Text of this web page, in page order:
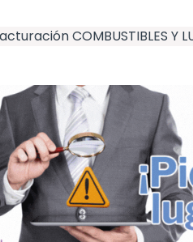
COMBUSTIBLES Y